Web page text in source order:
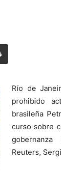
Río de
prohibido
brasileña
curso sobre
Reuters,